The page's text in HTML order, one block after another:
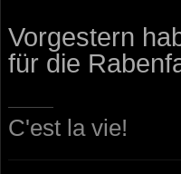
Vorgestern
für die
C'est la vie!